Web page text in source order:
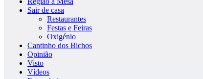
Sair de casa
Restaurantes
Festas e Feiras
Oxigénio
Cantinho dos Bichos
Opinião
Visto
Vídeos